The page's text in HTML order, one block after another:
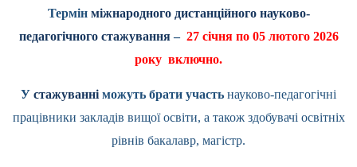
Термін міжнародного дистанційного науково-
педагогічного стажування– 27 січня по 05 лютого 2026
року включно.
У стажуванні можуть брати участь науково-педагогічні
працівники закладів вищої освіти, а також здобувачі освітніх
рівнів бакалавр, магістр.